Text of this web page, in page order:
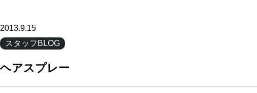
2013.9.15
スタッフBLOG
ヘアスプレー